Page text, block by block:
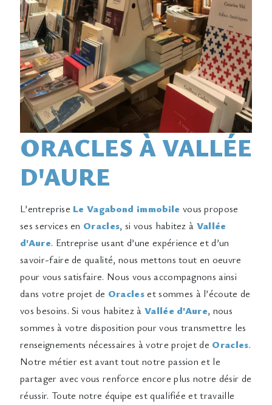
ORACLES À VALLÉE
D'AURE
L’entreprise Le Vagabond immobile vous propose
ses services en Oracles, si vous habitez à Vallée
d'Aure. Entreprise usant d’une expérience et d’un
savoir-faire de qualité, nous mettons tout en oeuvre
pour vous satisfaire. Nous vous accompagnons ainsi
dans votre projet de Oracleset sommes à l’écoute de
vos besoins. Si vous habitez à Vallée d'Aure, nous
sommes à votre disposition pour vous transmettre les
renseignements nécessaires à votre projet de Oracles.
Notre métier est avant tout notre passion et le
partager avec vous renforce encore plus notre désir de
réussir. Toute notre équipe est qualifiée et travaille